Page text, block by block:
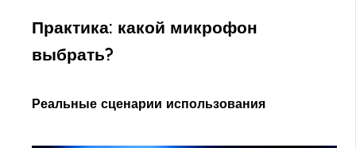
Практика: какой микрофон
выбрать?
Реальные сценарии использования